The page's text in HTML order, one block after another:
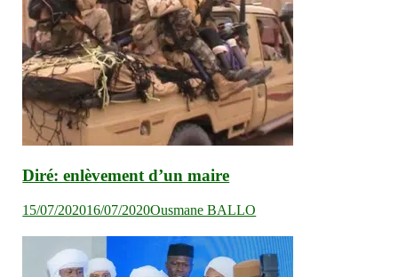
Diré: enlèvement d’un maire
15/07/202016/07/2020Ousmane BALLO